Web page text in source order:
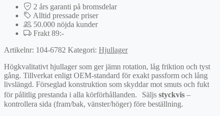
2 års garanti på bromsdelar
Alltid pressade priser
50.000 nöjda kunder
Frakt 89:-
Artikelnr: 104-6782 Kategori: Hjullager
Högkvalitativt hjullager som ger jämn rotation, låg friktion och tyst
gång. Tillverkat enligt OEM-standard för exakt passform och lång
livslängd. Förseglad konstruktion som skyddar mot smuts och fukt
för pålitlig prestanda i alla körförhållanden. Säljs styckvis –
kontrollera sida (fram/bak, vänster/höger) före beställning.